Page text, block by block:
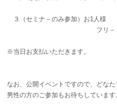
３（セミナ－のみ参加）お1人様
フリ－ドリン
※当日お支払いただきます。
なお、公開イベントですので、どなた
男性の方のご参加もお待ちしていま